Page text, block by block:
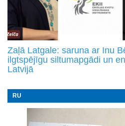
Zaļā Latgale: saruna ar Inu
ilgtspējīgu siltumapgādi un
Latvijā
RU